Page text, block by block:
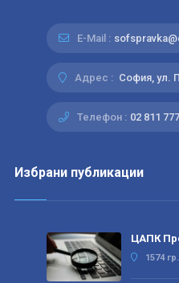
E-Mail :
Адрес : София, ул.
Телефон : 02 811
Избрани публикации
ЦАПК
1574